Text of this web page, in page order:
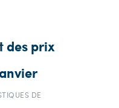
des prix
DE